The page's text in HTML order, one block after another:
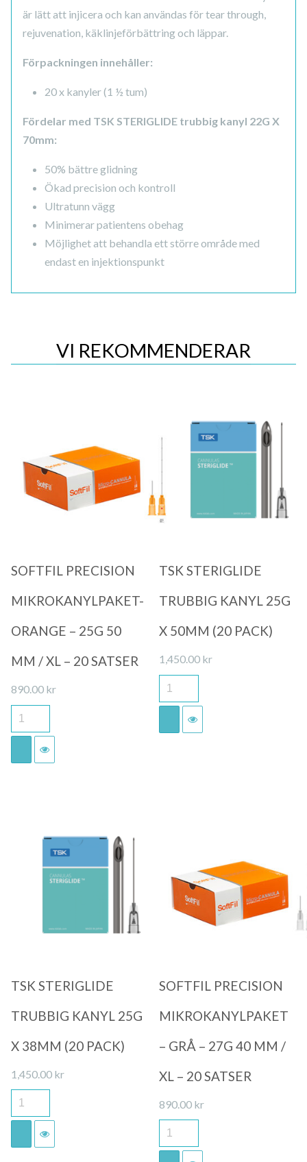
är lätt att injicera och kan användas för tear through,
rejuvenation, käklinjeförbättring och läppar.
Förpackningen innehåller:
20 x kanyler (1 ½ tum)
Fördelar med TSK STERIGLIDE trubbig kanyl 22G X
70mm:
50% bättre glidning
Ökad precision och kontroll
Ultratunn vägg
Minimerar patientens obehag
Möjlighet att behandla ett större område med
endast en injektionspunkt
VI REKOMMENDERAR
Quick View
SOFTFIL PRECISION
MIKROKANYLPAKET-
ORANGE – 25G 50
MM / XL – 20 SATSER
890.00 kr
TSK STERIGLIDE
TRUBBIG KANYL 25G
X 50MM (20 PACK)
1,450.00 kr
TSK STERIGLIDE
TRUBBIG KANYL 25G
X 38MM (20 PACK)
1,450.00 kr
Quick View
SOFTFIL PRECISION
MIKROKANYLPAKET
– GRÅ – 27G 40 MM /
XL – 20 SATSER
890.00 kr